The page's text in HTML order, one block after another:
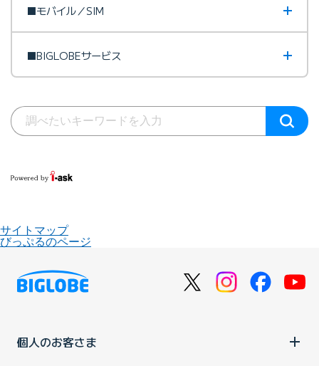
■モバイル／SIM
■BIGLOBEサービス
サイトマップ
びっぷるのページ
個人のお客さま